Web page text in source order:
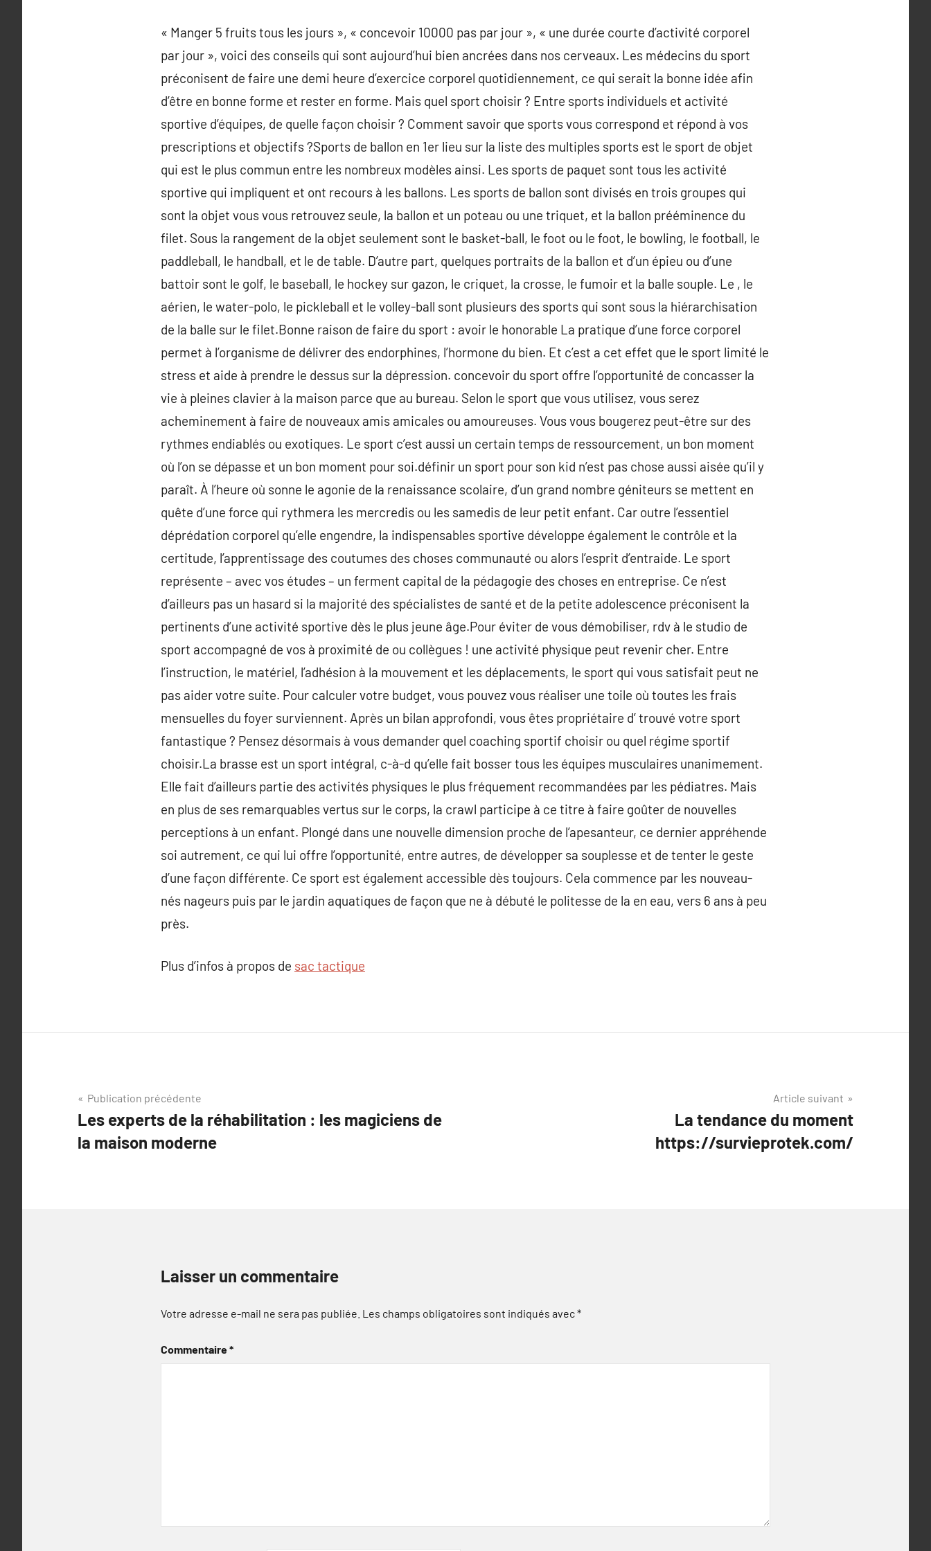
« Manger 5 fruits tous les jours », « concevoir 10000 pas par jour », « une durée courte d’activité corporel
par jour », voici des conseils qui sont aujourd’hui bien ancrées dans nos cerveaux. Les médecins du sport
préconisent de faire une demi heure d’exercice corporel quotidiennement, ce qui serait la bonne idée afin
d’être en bonne forme et rester en forme. Mais quel sport choisir ? Entre sports individuels et activité
sportive d’équipes, de quelle façon choisir ? Comment savoir que sports vous correspond et répond à vos
prescriptions et objectifs ?Sports de ballon en 1er lieu sur la liste des multiples sports est le sport de objet
qui est le plus commun entre les nombreux modèles ainsi. Les sports de paquet sont tous les activité
sportive qui impliquent et ont recours à les ballons. Les sports de ballon sont divisés en trois groupes qui
sont la objet vous vous retrouvez seule, la ballon et un poteau ou une triquet, et la ballon prééminence du
filet. Sous la rangement de la objet seulement sont le basket-ball, le foot ou le foot, le bowling, le football, le
paddleball, le handball, et le de table. D’autre part, quelques portraits de la ballon et d’un épieu ou d’une
battoir sont le golf, le baseball, le hockey sur gazon, le criquet, la crosse, le fumoir et la balle souple. Le , le
aérien, le water-polo, le pickleball et le volley-ball sont plusieurs des sports qui sont sous la hiérarchisation
de la balle sur le filet.Bonne raison de faire du sport : avoir le honorable La pratique d’une force corporel
permet à l’organisme de délivrer des endorphines, l’hormone du bien. Et c’est a cet effet que le sport limité le
stress et aide à prendre le dessus sur la dépression. concevoir du sport offre l’opportunité de concasser la
vie à pleines clavier à la maison parce que au bureau. Selon le sport que vous utilisez, vous serez
acheminement à faire de nouveaux amis amicales ou amoureuses. Vous vous bougerez peut-être sur des
rythmes endiablés ou exotiques. Le sport c’est aussi un certain temps de ressourcement, un bon moment
où l’on se dépasse et un bon moment pour soi.définir un sport pour son kid n’est pas chose aussi aisée qu’il y
paraît. À l’heure où sonne le agonie de la renaissance scolaire, d’un grand nombre géniteurs se mettent en
quête d’une force qui rythmera les mercredis ou les samedis de leur petit enfant. Car outre l’essentiel
déprédation corporel qu’elle engendre, la indispensables sportive développe également le contrôle et la
certitude, l’apprentissage des coutumes des choses communauté ou alors l’esprit d’entraide. Le sport
représente – avec vos études – un ferment capital de la pédagogie des choses en entreprise. Ce n’est
d’ailleurs pas un hasard si la majorité des spécialistes de santé et de la petite adolescence préconisent la
pertinents d’une activité sportive dès le plus jeune âge.Pour éviter de vous démobiliser, rdv à le studio de
sport accompagné de vos à proximité de ou collègues ! une activité physique peut revenir cher. Entre
l’instruction, le matériel, l’adhésion à la mouvement et les déplacements, le sport qui vous satisfait peut ne
pas aider votre suite. Pour calculer votre budget, vous pouvez vous réaliser une toile où toutes les frais
mensuelles du foyer surviennent. Après un bilan approfondi, vous êtes propriétaire d’ trouvé votre sport
fantastique ? Pensez désormais à vous demander quel coaching sportif choisir ou quel régime sportif
choisir.La brasse est un sport intégral, c-à-d qu’elle fait bosser tous les équipes musculaires unanimement.
Elle fait d’ailleurs partie des activités physiques le plus fréquement recommandées par les pédiatres. Mais
en plus de ses remarquables vertus sur le corps, la crawl participe à ce titre à faire goûter de nouvelles
perceptions à un enfant. Plongé dans une nouvelle dimension proche de l’apesanteur, ce dernier appréhende
soi autrement, ce qui lui offre l’opportunité, entre autres, de développer sa souplesse et de tenter le geste
d’une façon différente. Ce sport est également accessible dès toujours. Cela commence par les nouveau-
nés nageurs puis par le jardin aquatiques de façon que ne à débuté le politesse de la en eau, vers 6 ans à peu
près.
Plus d’infos à propos de sac tactique
Navigation
de
l’article
Publication précédente
Les experts de la réhabilitation : les magiciens de
la maison moderne
Article suivant
La tendance du moment
https://survieprotek.com/
Laisser un commentaire
Votre adresse e-mail ne sera pas publiée. Les champs obligatoires sont indiqués avec*
Commentaire*